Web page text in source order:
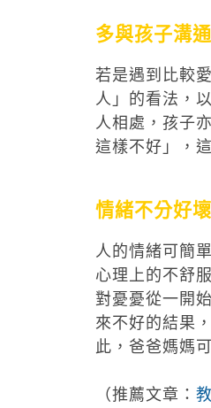
多與孩子溝
若是遇到比較
人」的看法，
人相處，孩子
這樣不好」，
情緒不分好
人的情緒可簡
心理上的不舒
對憂憂從一開
來不好的結果
此，爸爸媽媽
（推薦文章：